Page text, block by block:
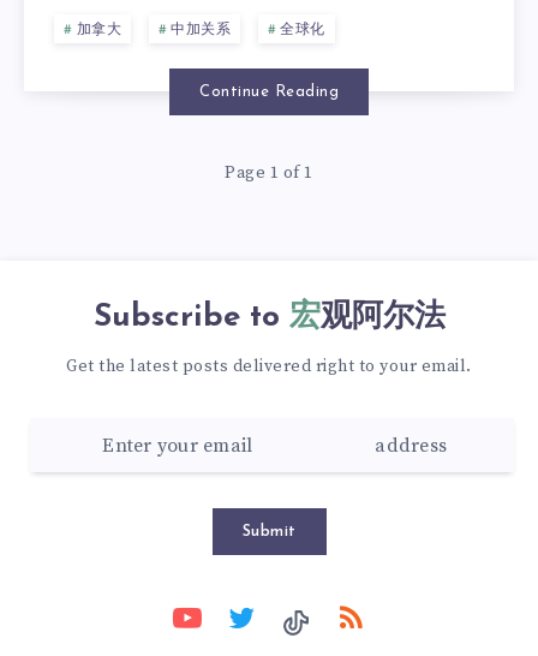
加拿大 中加关系 全球化
Continue Reading
Page 1 of 1
Subscribe to 宏观阿尔法
Get the latest posts delivered right to your email.
Submit